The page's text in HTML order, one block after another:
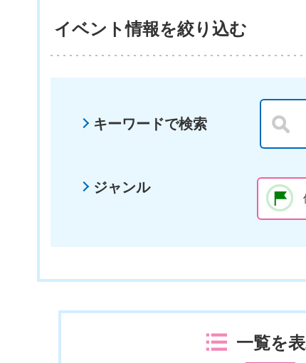
イベント情報を絞り込む
キーワードで検索
ジャンル
一覧を